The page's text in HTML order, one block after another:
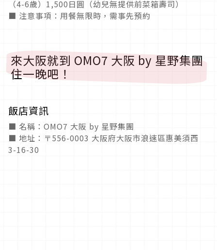
（4-6歲）1,500日圓（幼兒無提供前菜箱壽司）
■ 注意事項：用餐無限時，需事先預約
來大阪就到 OMO7 大阪 by 星野集團
住一晚吧！
飯店資訊
■ 名稱：OMO7 大阪 by 星野集團
■ 地址：〒556-0003 大阪府大阪市浪速區惠美須西
3-16-30